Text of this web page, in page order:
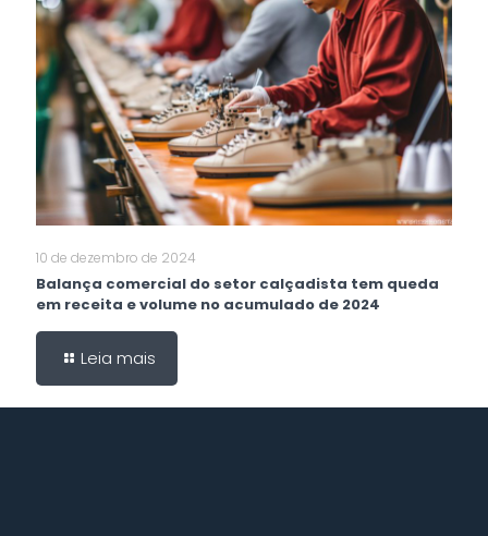
10 de dezembro de 2024
Balança comercial do setor calçadista tem queda
em receita e volume no acumulado de 2024
Leia mais